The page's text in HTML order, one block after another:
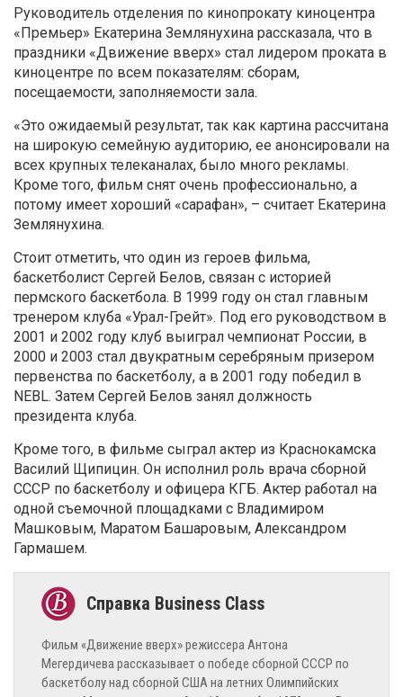
Руководитель отделения по кинопрокату киноцентра
«Премьер» Екатерина Землянухина рассказала, что в
праздники «Движение вверх» стал лидером проката в
киноцентре по всем показателям: сборам,
посещаемости, заполняемости зала.
«Это ожидаемый результат, так как картина рассчитана
на широкую семейную аудиторию, ее анонсировали на
всех крупных телеканалах, было много рекламы.
Кроме того, фильм снят очень профессионально, а
потому имеет хороший «сарафан», – считает Екатерина
Землянухина.
Стоит отметить, что один из героев фильма,
баскетболист Сергей Белов, связан с историей
пермского баскетбола. В 1999 году он стал главным
тренером клуба «Урал-Грейт». Под его руководством в
2001 и 2002 году клуб выиграл чемпионат России, в
2000 и 2003 стал двукратным серебряным призером
первенства по баскетболу, а в 2001 году победил в
NEBL. Затем Сергей Белов занял должность
президента клуба.
Кроме того, в фильме сыграл актер из Краснокамска
Василий Щипицин. Он исполнил роль врача сборной
СССР по баскетболу и офицера КГБ. Актер работал на
одной съемочной площадками с Владимиром
Машковым, Маратом Башаровым, Александром
Гармашем.
Фильм «Движение вверх» режиссера Антона
Мегердичева рассказывает о победе сборной СССР по
баскетболу над сборной США на летних Олимпийских